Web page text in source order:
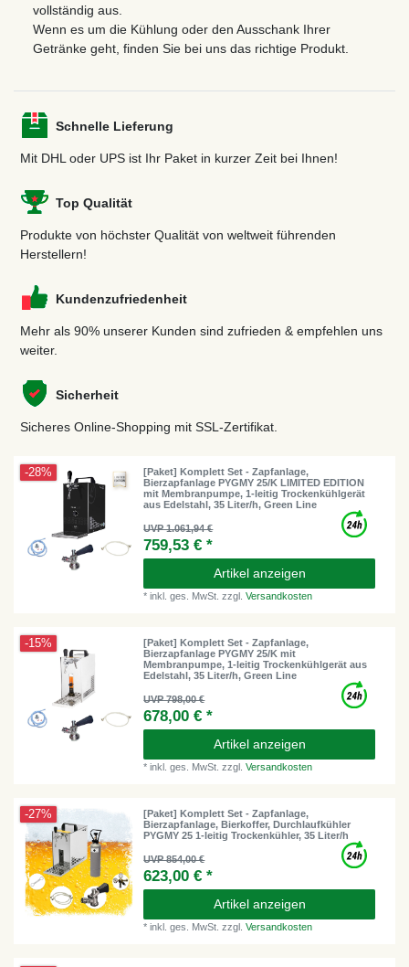
vollständig aus.
Wenn es um die Kühlung oder den Ausschank Ihrer
Getränke geht, finden Sie bei uns das richtige Produkt.
Schnelle Lieferung
Mit DHL oder UPS ist Ihr Paket in kurzer Zeit bei Ihnen!
Top Qualität
Produkte von höchster Qualität von weltweit führenden
Herstellern!
Kundenzufriedenheit
Mehr als 90% unserer Kunden sind zufrieden & empfehlen uns
weiter.
Sicherheit
Sicheres Online-Shopping mit SSL-Zertifikat.
-28%
[Paket] Komplett Set - Zapfanlage,
Bierzapfanlage PYGMY 25/K LIMITED EDITION
mit Membranpumpe, 1-leitig Trockenkühlgerät
aus Edelstahl, 35 Liter/h, Green Line
UVP 1.061,94 €
759,53 € *
Artikel anzeigen
*inkl. ges. MwSt. zzgl.Versandkosten
-15%
[Paket] Komplett Set - Zapfanlage,
Bierzapfanlage PYGMY 25/K mit
Membranpumpe, 1-leitig Trockenkühlgerät aus
Edelstahl, 35 Liter/h, Green Line
UVP 798,00 €
678,00 € *
Artikel anzeigen
*inkl. ges. MwSt. zzgl.Versandkosten
-27%
[Paket] Komplett Set - Zapfanlage,
Bierzapfanlage, Bierkoffer, Durchlaufkühler
PYGMY 25 1-leitig Trockenkühler, 35 Liter/h
UVP 854,00 €
623,00 € *
Artikel anzeigen
*inkl. ges. MwSt. zzgl.Versandkosten